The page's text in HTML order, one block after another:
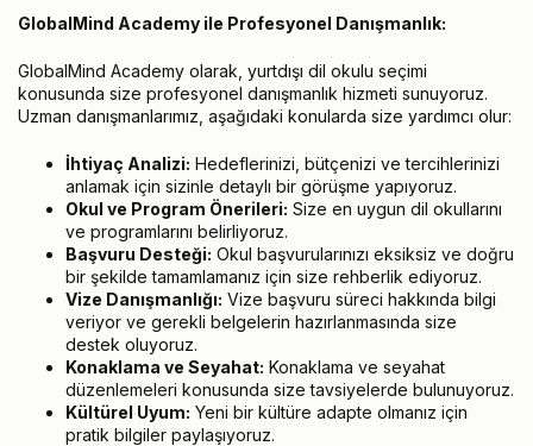
GlobalMind Academy ile Profesyonel Danışmanlık:
GlobalMind Academy olarak, yurtdışı dil okulu seçimi
konusunda size profesyonel danışmanlık hizmeti sunuyoruz.
Uzman danışmanlarımız, aşağıdaki konularda size yardımcı olur:
İhtiyaç Analizi: Hedeflerinizi, bütçenizi ve tercihlerinizi
anlamak için sizinle detaylı bir görüşme yapıyoruz.
Okul ve Program Önerileri: Size en uygun dil okullarını
ve programlarını belirliyoruz.
Başvuru Desteği: Okul başvurularınızı eksiksiz ve doğru
bir şekilde tamamlamanız için size rehberlik ediyoruz.
Vize Danışmanlığı: Vize başvuru süreci hakkında bilgi
veriyor ve gerekli belgelerin hazırlanmasında size
destek oluyoruz.
Konaklama ve Seyahat: Konaklama ve seyahat
düzenlemeleri konusunda size tavsiyelerde bulunuyoruz.
Kültürel Uyum: Yeni bir kültüre adapte olmanız için
pratik bilgiler paylaşıyoruz.